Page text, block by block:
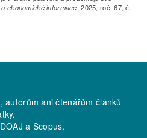
ekonomické informace, 2025, roč. 67, č.
autorům ani čtenářům článků
DOAJ a Scopus.